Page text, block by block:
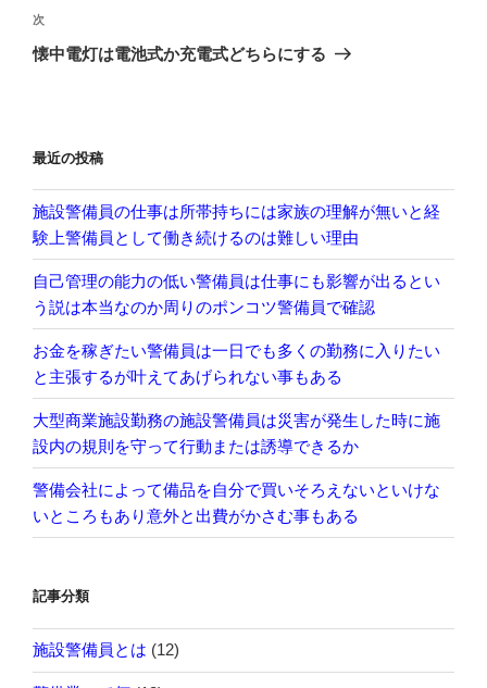
ビ
ゲ
ン
稿
次
の
次
懐中電灯は電池式か充電式どちらにする
最近の投稿
施設警備員の仕事は所帯持ちには家族の理解が無いと経
験上警備員として働き続けるのは難しい理由
自己管理の能力の低い警備員は仕事にも影響が出るとい
う説は本当なのか周りのポンコツ警備員で確認
お金を稼ぎたい警備員は一日でも多くの勤務に入りたい
と主張するが叶えてあげられない事もある
大型商業施設勤務の施設警備員は災害が発生した時に施
設内の規則を守って行動または誘導できるか
警備会社によって備品を自分で買いそろえないといけな
いところもあり意外と出費がかさむ事もある
記事分類
施設警備員とは (12)